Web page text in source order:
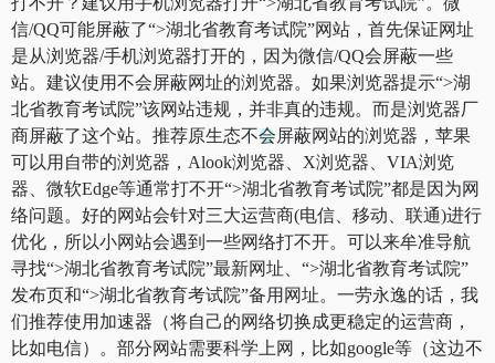
信/QQ可能屏蔽了“>湖北省教育考试院”网站，首先保证网址
是从浏览器/手机浏览器打开的，因为微信/QQ会屏蔽一些
站。建议使用不会屏蔽网址的浏览器。如果浏览器提示“>湖
北省教育考试院”该网站违规，并非真的违规。而是浏览器厂
商屏蔽了这个站。推荐原生态不会屏蔽网站的浏览器，苹果
可以用自带的浏览器，Alook浏览器、X浏览器、VIA浏览
器、微软Edge等通常打不开“>湖北省教育考试院”都是因为网
络问题。好的网站会针对三大运营商(电信、移动、联通)进行
优化，所以小网站会遇到一些网络打不开。可以来牟准导航
寻找“>湖北省教育考试院”最新网址、“>湖北省教育考试院”
发布页和“>湖北省教育考试院”备用网址。一劳永逸的话，我
们推荐使用加速器（将自己的网络切换成更稳定的运营商，
比如电信）。部分网站需要科学上网，比如google等（这边不